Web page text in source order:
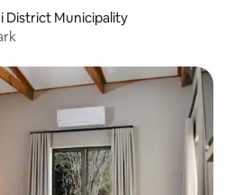
District Municipality